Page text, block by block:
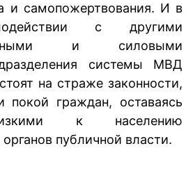
и самопожертвования. И в
с другими
и силовыми
системы МВД
на страже законности,
покой граждан, оставаясь
к населению
публичной власти.